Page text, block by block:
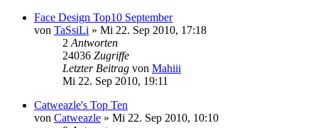
Face Design Top10 September
von TaSsiLi » Mi 22. Sep 2010, 17:18
2 Antworten
24036 Zugriffe
Letzter Beitrag von Mahiii
Mi 22. Sep 2010, 19:11
Catweazle's Top Ten
von Catweazle » Mi 22. Sep 2010, 10:10